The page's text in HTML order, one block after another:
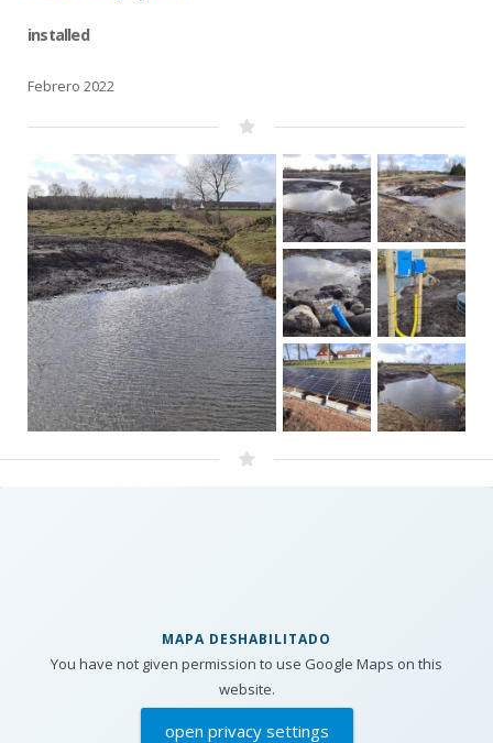
installed
Febrero 2022
MAPA DESHABILITADO
You have not given permission to use Google Maps on this
website.
open privacy settings